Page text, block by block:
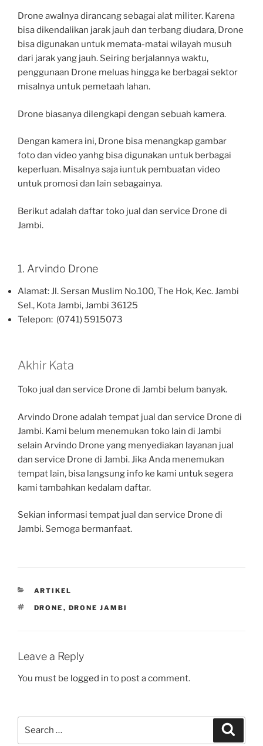
Drone awalnya dirancang sebagai alat militer. Karena
bisa dikendalikan jarak jauh dan terbang diudara, Drone
bisa digunakan untuk memata-matai wilayah musuh
dari jarak yang jauh. Seiring berjalannya waktu,
penggunaan Drone meluas hingga ke berbagai sektor
misalnya untuk pemetaah lahan.
Drone biasanya dilengkapi dengan sebuah kamera.
Dengan kamera ini, Drone bisa menangkap gambar
foto dan video yanhg bisa digunakan untuk berbagai
keperluan. Misalnya saja iuntuk pembuatan video
untuk promosi dan lain sebagainya.
Berikut adalah daftar toko jual dan service Drone di
Jambi.
1. Arvindo Drone
Alamat: Jl. Sersan Muslim No.100, The Hok, Kec. Jambi
Sel., Kota Jambi, Jambi 36125
Telepon: (0741) 5915073
Akhir Kata
Toko jual dan service Drone di Jambi belum banyak.
Arvindo Drone adalah tempat jual dan service Drone di
Jambi. Kami belum menemukan toko lain di Jambi
selain Arvindo Drone yang menyediakan layanan jual
dan service Drone di Jambi. Jika Anda menemukan
tempat lain, bisa langsung info ke kami untuk segera
kami tambahkan kedalam daftar.
Sekian informasi tempat jual dan service Drone di
Jambi. Semoga bermanfaat.
CATEGORIES
ARTIKEL
TAGS
DRONE , DRONE JAMBI
Leave a Reply
You must be logged in to post a comment.